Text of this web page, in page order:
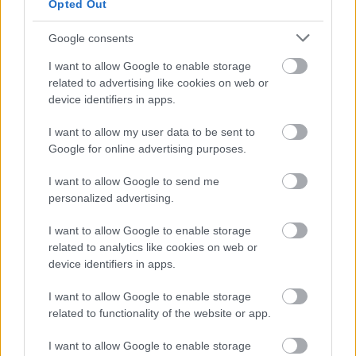
Opted Out
Google consents
I want to allow Google to enable storage
related to advertising like cookies on web or
device identifiers in apps.
I want to allow my user data to be sent to
Google for online advertising purposes.
I want to allow Google to send me
personalized advertising.
I want to allow Google to enable storage
related to analytics like cookies on web or
device identifiers in apps.
I want to allow Google to enable storage
related to functionality of the website or app.
I want to allow Google to enable storage
κατανοητοί – για παράδειγμα, ο αντίκτυπος του
λιώσιμου πάγου της Ανταρκτικής. Έτσι αυτό θα
μπορούσε να αυξήσει σημαντικά τις
προβλεπόμενες αυξήσεις».
Ποιες ισπανικές παραλίες είναι πιο
ευάλωτες στη διάβρωση των ακτών;
Ορισμένες ισπανικές περιοχές είναι πιο ευάλωτες
από άλλες – μεταξύ αυτών, ηΚαταλονία
Σε όλη τη βορειοανατολική Ισπανία, η άνοδος της
στάθμης της θάλασσας και οι χειμερινές καταιγίδες
έχουν “καταβροχθίσει” την ακτογραμμή. Μια έκθεση
του 2017 της περιφερειακής κυβέρνησης